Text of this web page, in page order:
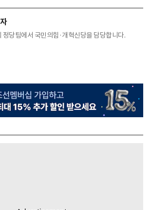
정당팀에서 국민의힘·개혁신당을 담당합니다.